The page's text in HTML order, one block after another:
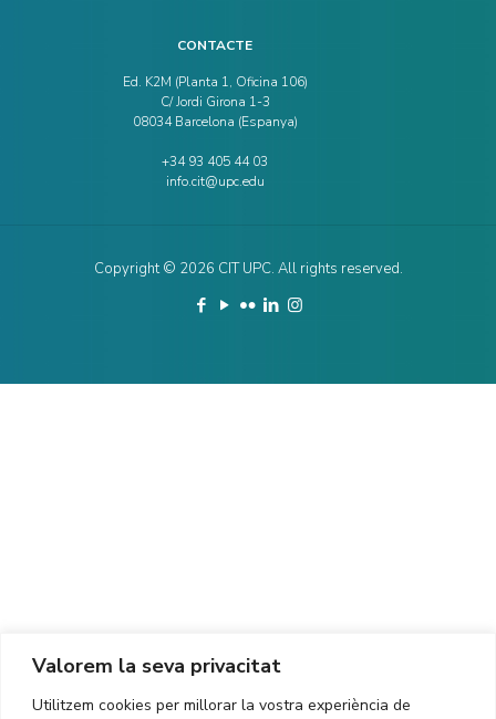
Valorem la seva privacitat
Utilitzem cookies per millorar la vostra experiència de
CONTACTE
Ed. K2M (Planta 1, Oficina 106)
C/ Jordi Girona 1-3
08034 Barcelona (Espanya)
+34 93 405 44 03
info.cit@upc.edu
Copyright © 2026 CIT UPC. All rights reserved.